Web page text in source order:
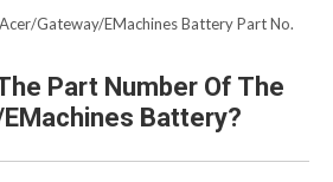
Acer/Gateway/eMachines Battery Part No.
Part Number Of The
Battery?